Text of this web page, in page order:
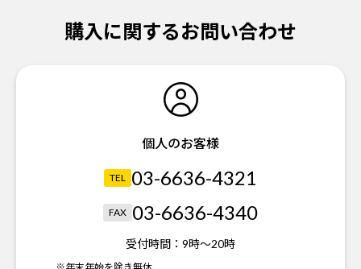
購入に関するお問い合わせ
個人のお客様
TEL 03-6636-4321
FAX 03-6636-4340
受付時間： 9時～20時